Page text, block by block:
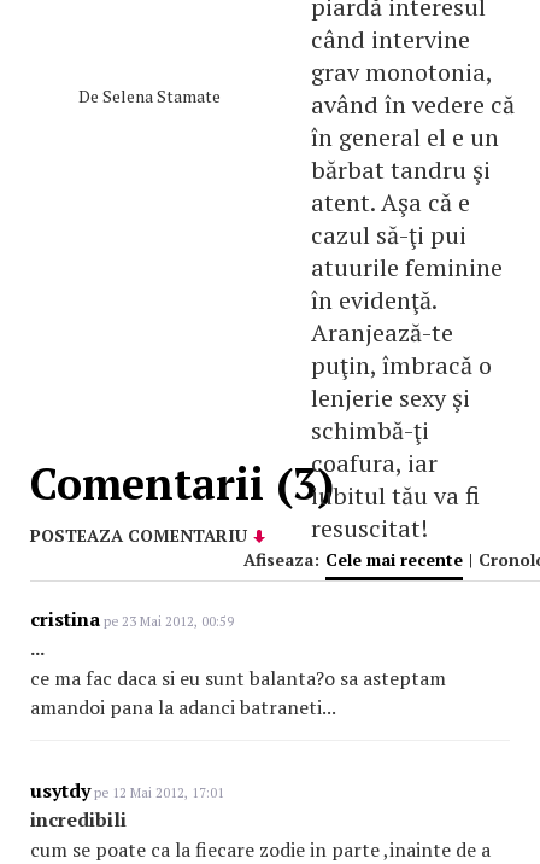
piardă interesul
când intervine
grav monotonia,
având în vedere că
în general el e un
bărbat tandru şi
atent. Aşa că e
cazul să-ţi pui
atuurile feminine
în evidenţă.
Aranjează-te
puţin, îmbracă o
lenjerie sexy şi
schimbă-ţi
coafura, iar
iubitul tău va fi
resuscitat!
De Selena Stamate
Comentarii (3)
POSTEAZA COMENTARIU
Afiseaza: Cele mai recente |
cristina pe 23 Mai 2012, 00:59
...
ce ma fac daca si eu sunt balanta?o sa asteptam
amandoi pana la adanci batraneti...
usytdype 12 Mai 2012, 17:01
incredibili
cum se poate ca la fiecare zodie in parte ,inainte de a